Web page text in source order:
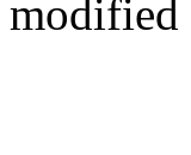
modified